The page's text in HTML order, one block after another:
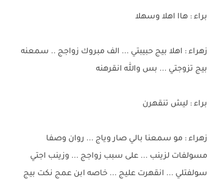
براء : هاا اهلا وسهلا
زهراء : اهلا بيج حبيبتي ... الف مبروك زواجج .. سمعنه
بيج تزوجتي ... بس والله انقرهنه
براء : ليش تنقهرن
زهراء : مو سمعنا بالي صار وياج ... روان وصفا
مسولفات لزينب ... على سبب زواجج ... وزينب اجتي
سولفتلي ... انقهرت عليج ... خاصه ابن عمج نكت بيج